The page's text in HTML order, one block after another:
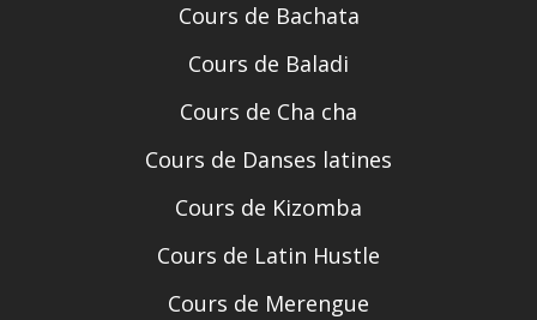
Cours de Bachata
Cours de Baladi
Cours de Cha cha
Cours de Danses latines
Cours de Kizomba
Cours de Latin Hustle
Cours de Merengue